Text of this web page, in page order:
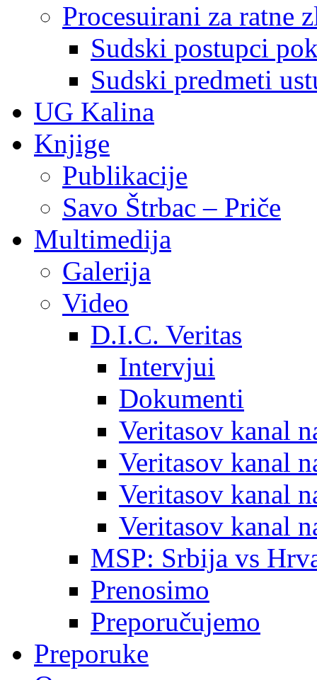
Procesuirani za ratne
Sudski postupci
Sudski predmeti
UG Kalina
Knjige
Publikacije
Savo Štrbac – Priče
Multimedija
Galerija
Video
D.I.C. Veritas
Intervjui
Dokumenti
Veritasov kanal
Veritasov kanal
Veritasov kanal
Veritasov kanal
MSP: Srbija vs
Prenosimo
Preporučujemo
Preporuke